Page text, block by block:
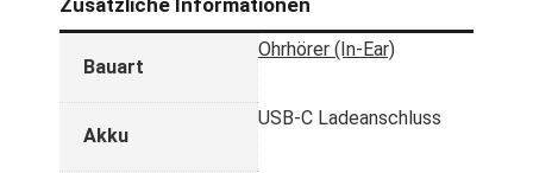
Bauart
Ohrhörer (In-Ear)
Akku
USB-C Ladeanschluss